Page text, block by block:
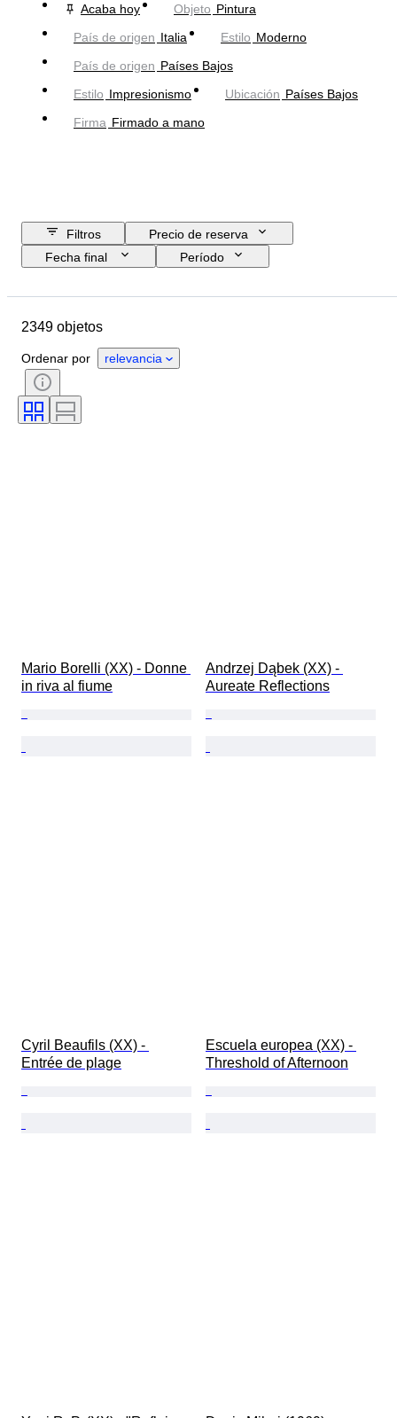
Acaba hoy
Objeto Pintura
País de origen Italia Estilo Moderno
País de origen Países Bajos
Estilo Impresionismo Ubicación Países Bajos
Firma Firmado a mano
Filtros
Precio de reserva
Fecha final
Período
Ubicación
Estado
Artista
2349 objetos
Ordenar por relevancia
Mario Borelli (XX) - Donne
in riva al fiume
Andrzej Dąbek (XX) -
Aureate Reflections
Cyril Beaufils (XX) -
Entrée de plage
Escuela europea (XX) -
Threshold of Afternoon